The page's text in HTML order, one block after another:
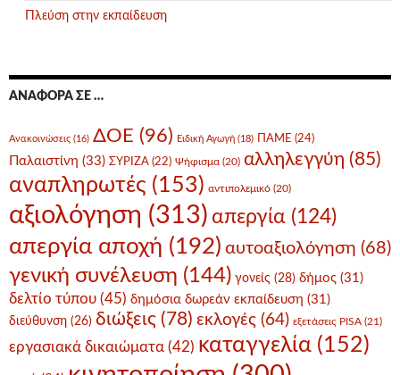
Πλεύση στην εκπαίδευση
ΑΝΑΦΟΡΆ ΣΕ …
Ανακοινώσεις (16) ΔΟΕ (96) Ειδική Αγωγή (18) ΠΑΜΕ (24)
Παλαιστίνη (33) ΣΥΡΙΖΑ (22) Ψήφισμα (20) αλληλεγγύη (85)
αναπληρωτές (153) αντιπολεμικό (20)
αξιολόγηση (313) απεργία (124)
απεργία αποχή (192) αυτοαξιολόγηση (68)
γενική συνέλευση (144) γονείς (28) δήμος (31)
δελτίο τύπου (45) δημόσια δωρεάν εκπαίδευση (31)
διεύθυνση (26) διώξεις (78) εκλογές (64) εξετάσεις PISA (21)
εργασιακά δικαιώματα (42) καταγγελία (152)